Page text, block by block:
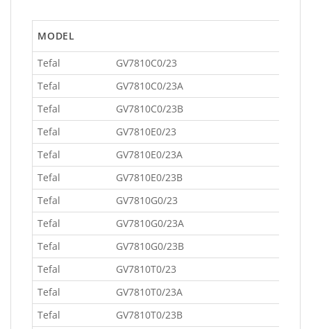
MODEL
Tefal
Tefal GV7810C0/23A
Tefal GV7810C0/23B
Tefal GV7810E0/23
Tefal GV7810E0/23A
Tefal GV7810E0/23B
Tefal
Tefal GV7810G0/23A
Tefal GV7810G0/23B
Tefal GV7810T0/23
Tefal GV7810T0/23A
Tefal GV7810T0/23B